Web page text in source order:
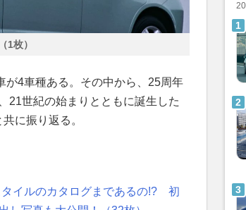
1枚）
が4車種ある。その中から、25周年
21世紀の始まりとともに誕生した
に振り返る。
タイルのカタログまであるの!? 初